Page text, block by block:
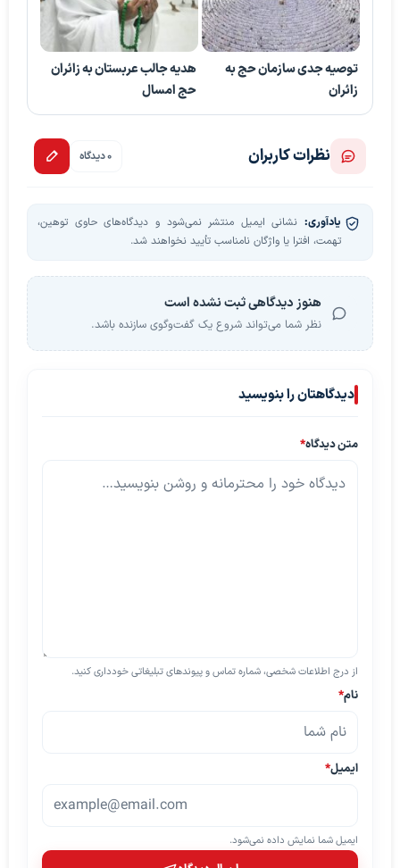
توصیه جدی سازمان حج به
زائران
هدیه جالب عربستان به زائران
حج امسال
نظرات کاربران 0 دیدگاه
یادآوری: نشانی ایمیل منتشر نمی‌شود و دیدگاه‌های حاوی توهین،
تهمت، افترا یا واژگان نامناسب تأیید نخواهند شد.
هنوز دیدگاهی ثبت نشده است
نظر شما می‌تواند شروع یک گفت‌وگوی سازنده باشد.
دیدگاهتان را بنویسید
متن دیدگاه*
از درج اطلاعات شخصی، شماره تماس و پیوندهای تبلیغاتی خودداری کنید.
نام*
ایمیل*
ایمیل شما نمایش داده نمی‌شود.